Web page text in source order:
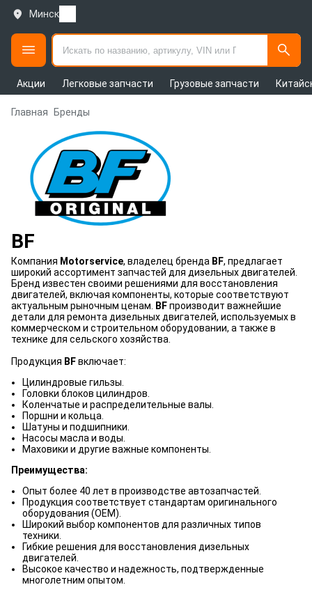
Минск
Акции Легковые запчасти Грузовые запчасти
Главная Бренды
BF
Компания Motorservice, владелец бренда BF, предлагает
широкий ассортимент запчастей для дизельных двигателей.
Бренд известен своими решениями для восстановления
двигателей, включая компоненты, которые соответствуют
актуальным рыночным ценам.
BFпроизводит важнейшие
детали для ремонта дизельных двигателей, используемых в
коммерческом и строительном оборудовании, а также в
технике для сельского хозяйства.
Продукция BFвключает:
Цилиндровые гильзы.
Головки блоков цилиндров.
Коленчатые и распределительные валы.
Поршни и кольца.
Шатуны и подшипники.
Насосы масла и воды.
Маховики и другие важные компоненты.
Преимущества:
Опыт более 40 лет в производстве автозапчастей.
Продукция соответствует стандартам оригинального
оборудования (OEM).
Широкий выбор компонентов для различных типов
техники.
Гибкие решения для восстановления дизельных
двигателей.
Высокое качество и надежность, подтвержденные
многолетним опытом.